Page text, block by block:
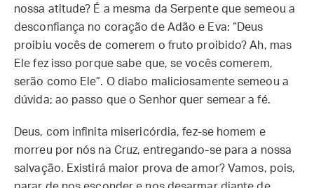
nossa atitude? É a mesma da Serpente que semeou a
desconfiança no coração de Adão e Eva: “Deus
proibiu vocês de comerem o fruto proibido? Ah, mas
Ele fez isso porque sabe que, se vocês comerem,
serão como Ele”. O diabo maliciosamente semeou a
dúvida; ao passo que o Senhor quer semear a fé.
Deus, com infinita misericórdia, fez-se homem e
morreu por nós na Cruz, entregando-se para a nossa
salvação. Existirá maior prova de amor? Vamos, pois,